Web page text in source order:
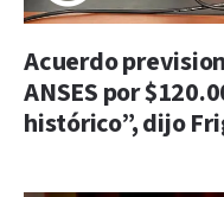
Acuerdo
ANSES por
histórico”, dijo